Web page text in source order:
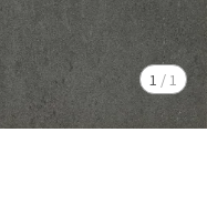
1 / 1